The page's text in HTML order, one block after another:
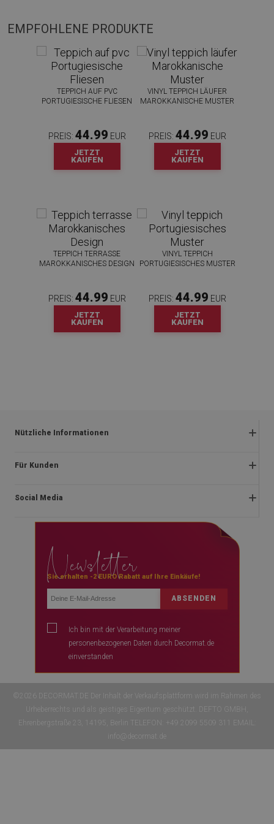
EMPFOHLENE PRODUKTE
TEPPICH AUF PVC
PORTUGIESISCHE FLIESEN
PREIS: 44.99 EUR
JETZT
KAUFEN
VINYL TEPPICH LÄUFER
MAROKKANISCHE MUSTER
PREIS: 44.99 EUR
JETZT
KAUFEN
TEPPICH TERRASSE
MAROKKANISCHES DESIGN
PREIS: 44.99 EUR
JETZT
KAUFEN
VINYL TEPPICH
PORTUGIESISCHES MUSTER
PREIS: 44.99 EUR
JETZT
KAUFEN
Nützliche Informationen
Rückgabe und beanstandungen
Datenschutzerklärung
Zahlungen
Für Kunden
Impressum
Fragen & Antworten
Social Media
instagram
youtube
Newsletter
Sie erhalten -2 EURO Rabatt auf Ihre Einkäufe!
ABSENDEN
Ich bin mit der Verarbeitung meiner
personenbezogenen Daten durch Decormat.de
einverstanden
©2026 DECORMAT.DE Der Inhalt der Verkaufsplattform wird im Rahmen des
Urheberrechts und als geistiges Eigentum geschützt. DEFTO GMBH,
Ehrenbergstraße 23, 14195, Berlin TELEFON: +49 2099 5509 311 EMAIL:
info@decormat.de